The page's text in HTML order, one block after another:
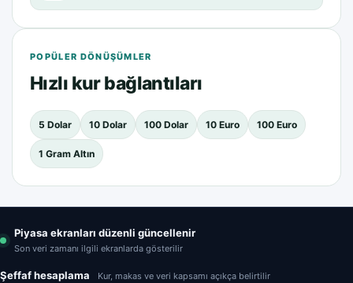
POPÜLER DÖNÜŞÜMLER
Hızlı kur bağlantıları
5 Dolar 10 Dolar 100 Dolar 10 Euro 100 Euro
1 Gram Altın
Piyasa ekranları düzenli güncellenir
Son veri zamanı ilgili ekranlarda gösterilir
Şeffaf hesaplama Kur, makas ve veri kapsamı açıkça belirtilir